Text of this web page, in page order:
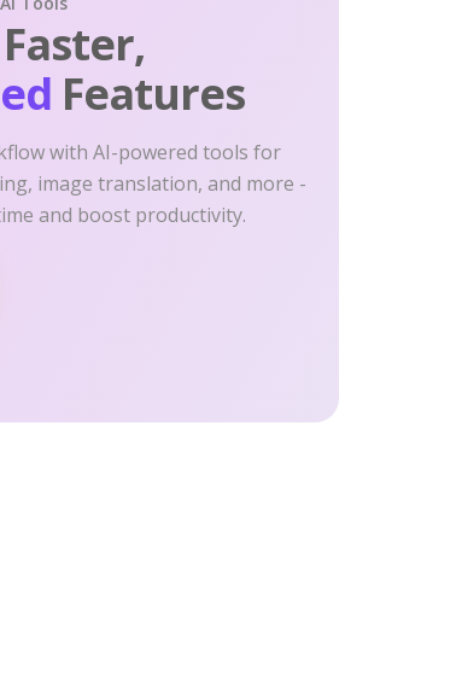
Features
with AI-powered tools for
image translation, and more -
and boost productivity.